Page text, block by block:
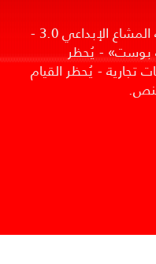
منامة بوست متوفرة تحت رخصة المشاع الإبداعي 3.0 -
- يُحظر
- يُحظر القيام